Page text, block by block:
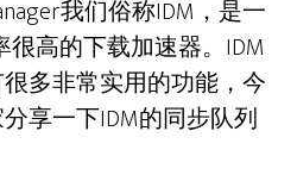
我们俗称IDM，是一
高的下载加速器。IDM
多非常实用的功能，今
享一下IDM的同步队列